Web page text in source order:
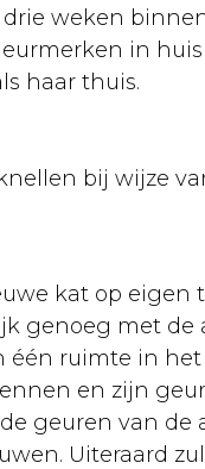
weken
in
haar thuis.
bij wijze
kat op eigen
genoeg met de
één ruimte in
en zijn
geuren van de
Uiteraard